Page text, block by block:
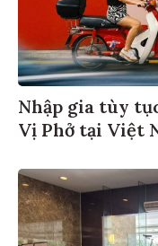
Nhập gia tùy
Vị Phở tại Việt